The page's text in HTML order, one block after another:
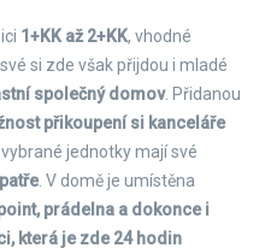
1+KK až 2+KK, vhodné
si zde však přijdou i mladé
společný domov. Přidanou
přikoupení si kanceláře
vybrané jednotky mají své
. V domě je umístěna
prádelna a dokonce i
která je zde 24 hodin